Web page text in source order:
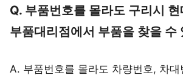
Q. 부품번호를 몰라도 구리시
부품대리점에서 부품을 찾을 수
A. 부품번호를 몰라도 차량번호, 차